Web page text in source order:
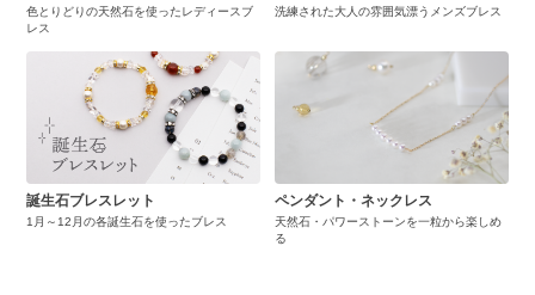
色とりどりの天然石を使ったレディースブ
レス
洗練された大人の雰囲気漂うメンズブレス
誕生石ブレスレット
1月～12月の各誕生石を使ったブレス
ペンダント・ネックレス
天然石・パワーストーンを一粒から楽しめ
る